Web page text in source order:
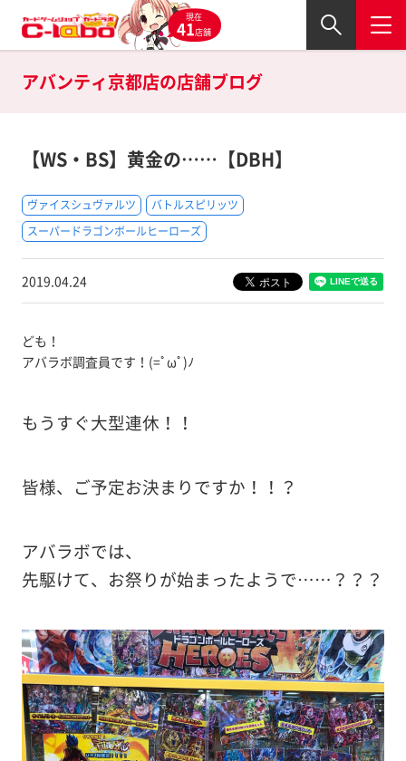
現在
41店舗
アバンティ京都店の店舗ブログ
【WS・BS】黄金の……【DBH】
ヴァイスシュヴァルツ
バトルスピリッツ
スーパードラゴンボールヒーローズ
2019.04.24
ども！
アバラボ調査員です！(=ﾟωﾟ)ﾉ
もうすぐ大型連休！！
皆様、ご予定お決まりですか！！？
アバラボでは、
先駆けて、お祭りが始まったようで……？？？